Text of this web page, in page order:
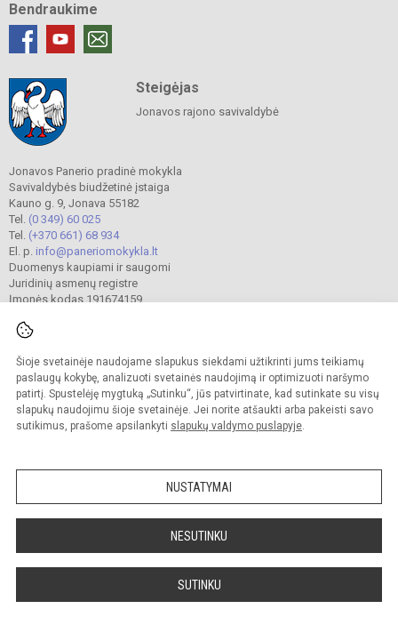
Šioje svetainėje naudojame slapukus siekdami užtikrinti jums teikiamų
paslaugų kokybę, analizuoti svetainės naudojimą ir optimizuoti naršymo
patirtį. Spustelėję mygtuką „Sutinku“, jūs patvirtinate, kad sutinkate su visų
slapukų naudojimu šioje svetainėje. Jei norite atšaukti arba pakeisti savo
sutikimus, prašome apsilankyti slapukų valdymo puslapyje.
NUSTATYMAI
NESUTINKU
SUTINKU
Bendraukime
Steigėjas
Jonavos rajono savivaldybė
Jonavos Panerio pradinė mokykla
Savivaldybės biudžetinė įstaiga
Kauno g. 9, Jonava 55182
Tel. (0 349) 60 025
Tel. (+370 661) 68 934
El. p. info@paneriomokykla.lt
Duomenys kaupiami ir saugomi
Juridinių asmenų registre
Įmonės kodas 191674159
© 2023. Jonavos Panerio pradinė mokykla. Visos teisės saugomos.
Kopijuoti turinį be raštiško įstaigos administracijos sutikimo griežtai draudžiama.
Prieinamumo paraiška Slapukų valdymas
Sumanus būdas atnaujinti